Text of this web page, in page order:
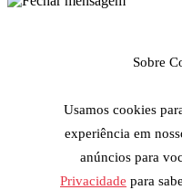
Sobre
Usamos cookies
experiência em
anúncios para
Privacidade para